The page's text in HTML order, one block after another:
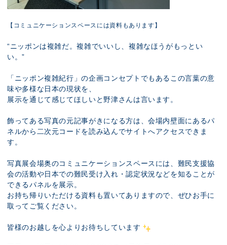
【コミュニケーションスペースには資料もあります】
“ニッポンは複雑だ。複雑でいいし、複雑なほうがもっとい
い。”
「ニッポン複雑紀行」の企画コンセプトでもあるこの言葉の意
味や多様な日本の現状を、
展示を通じて感じてほしいと野津さんは言います。
飾ってある写真の元記事がきになる方は、会場内壁面にあるパ
ネルから二次元コードを読み込んでサイトへアクセスできま
す。
写真展会場奥のコミュニケーションスペースには、難民支援協
会の活動や日本での難民受け入れ・認定状況などを知ることが
できるパネルを展示。
お持ち帰りいただける資料も置いてありますので、ぜひお手に
取ってご覧ください。
皆様のお越しを心よりお待ちしています